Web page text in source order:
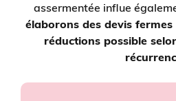
assermentée influe
élaborons des devis
réductions possible